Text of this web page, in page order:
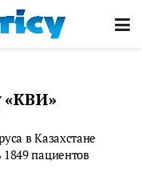
«КВИ»
в Казахстане
пациентов